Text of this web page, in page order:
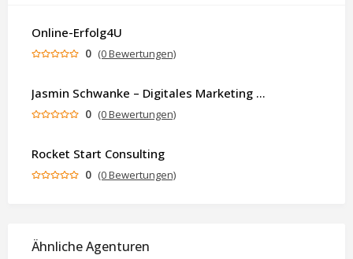
Online-Erfolg4U
0 (0 Bewertungen)
Jasmin Schwanke – Digitales Marketing & KI-gestützte Contenterstellung
0 (0 Bewertungen)
Rocket Start Consulting
0 (0 Bewertungen)
Ähnliche Agenturen